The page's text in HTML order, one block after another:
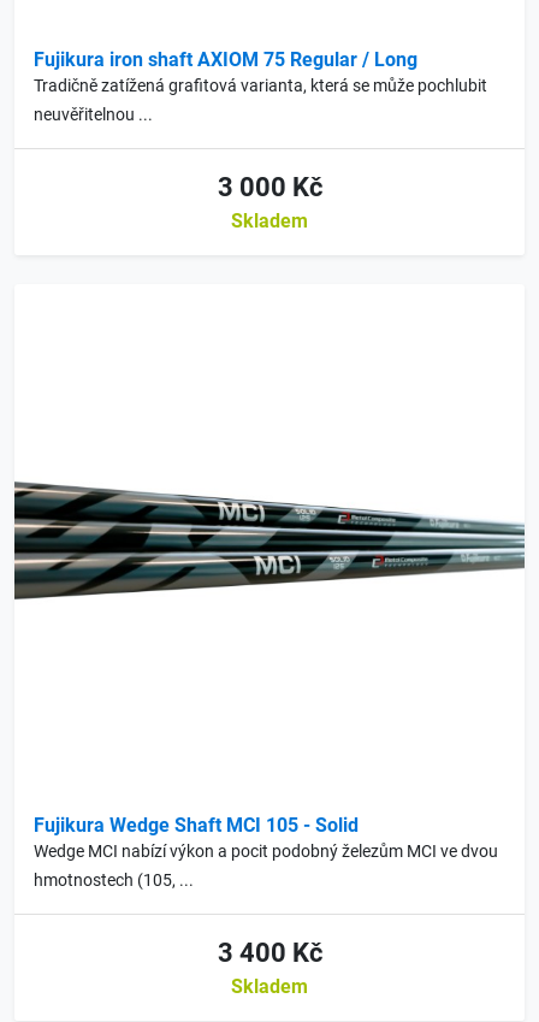
Fujikura iron shaft AXIOM 75 Regular / Long
Tradičně zatížená grafitová varianta, která se může pochlubit
neuvěřitelnou ...
3 000 Kč
Skladem
Fujikura Wedge Shaft MCI 105 - Solid
Wedge MCI nabízí výkon a pocit podobný železům MCI ve dvou
hmotnostech (105, ...
3 400 Kč
Skladem